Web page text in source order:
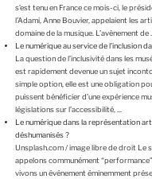
s’est tenu en France ce mois-ci, le
l’Adami, Anne Bouvier, appelaient les
domaine de la musique. L’avènement de ...
Le numérique au service de l’inclusion
La question de l’inclusivité dans les
est rapidement devenue un sujet
simple option, elle est une obligation
puissent bénéficier d’une expérience
législations sur l’accessibilité, ...
Le numérique dans la représentation
déshumanisés ?
Unsplash.com / image libre de droit Le
appelons communément
vivons un événement éminemment